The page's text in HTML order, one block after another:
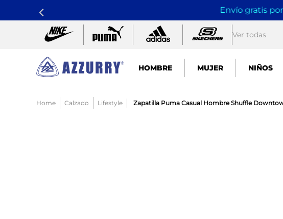
Envío gratis
Ver todas
HOMBRE MUJER NIÑOS
Calzado Lifestyle Zapatilla Puma Casual Hombre Shuffle
nike pacific